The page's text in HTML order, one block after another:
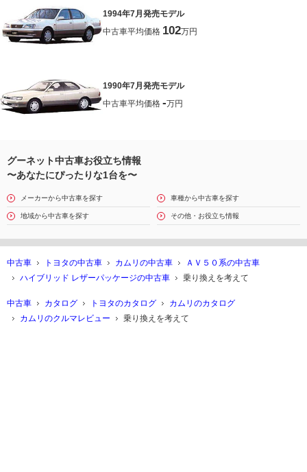
1994年7月発売モデル
中古車平均価格 102万円
1990年7月発売モデル
中古車平均価格 -万円
グーネット中古車お役立ち情報
〜あなたにぴったりな1台を〜
メーカーから中古車を探す 車種から中古車を探す
地域から中古車を探す その他・お役立ち情報
中古車 トヨタの中古車 カムリの中古車
ＡＶ５０系の中古車
ハイブリッド レザーパッケージの中古車
乗り換えを考えて
中古車 カタログ トヨタのカタログ
カムリのカタログ
カムリのクルマレビュー
乗り換えを考えて